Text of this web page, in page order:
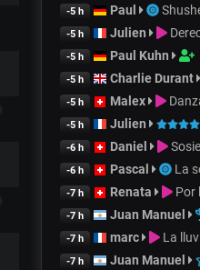
-5 h Paul
-5 h Julien
-5 h Paul Kuhn
-5 h Charlie Durant
-5 h Malex
-5 h Julien
-6 h Daniel
-6 h Pascal La
-7 h Renata Por
-7 h Juan Manuel
-7 h marc La
-7 h Juan Manuel